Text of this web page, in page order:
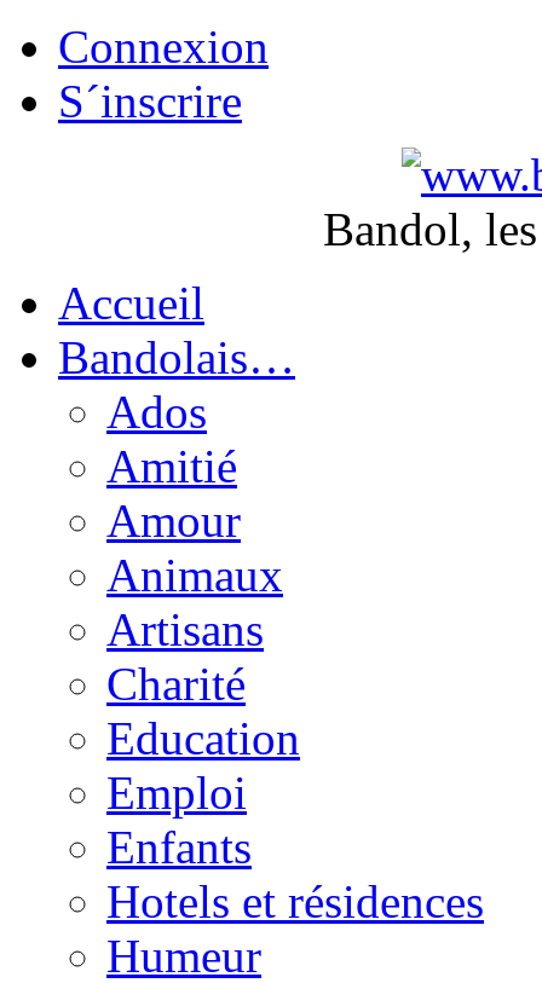
Connexion
S´inscrire
Bandol,
Accueil
Bandolais…
Ados
Amitié
Amour
Animaux
Artisans
Charité
Education
Emploi
Enfants
Hotels et résidences
Humeur